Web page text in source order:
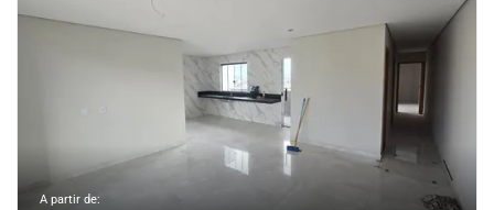
A partir de: